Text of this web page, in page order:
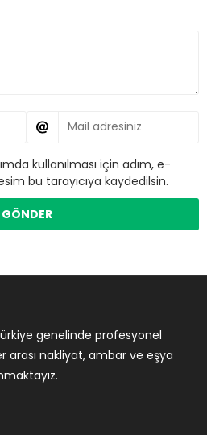
kullanılması için adım, e-
bu tarayıcıya kaydedilsin.
genelinde profesyonel
arası nakliyat, ambar ve eşya